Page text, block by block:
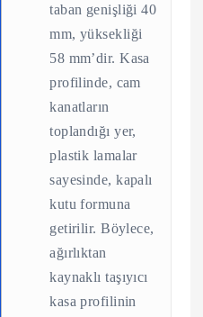
taban genişliği 40
mm, yüksekliği
58 mm’dir. Kasa
profilinde, cam
kanatların
toplandığı yer,
plastik lamalar
sayesinde, kapalı
kutu formuna
getirilir. Böylece,
ağırlıktan
kaynaklı taşıyıcı
kasa profilinin